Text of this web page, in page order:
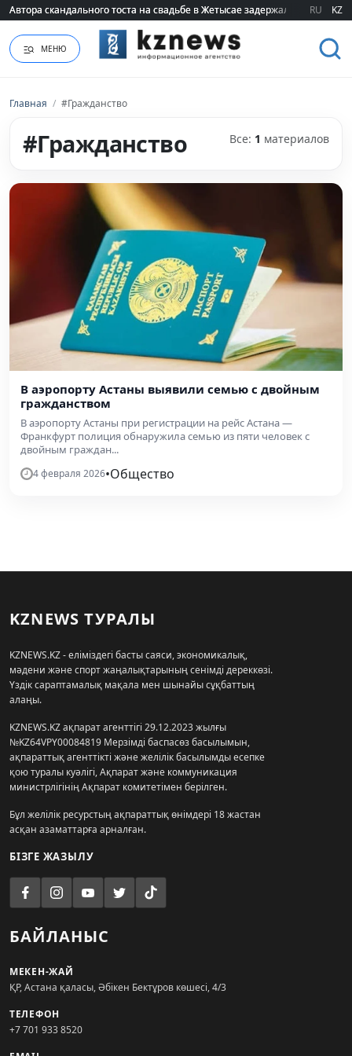
Автора скандального тоста на свадьбе в Жетысае задержали
Автора скандального тоста на свадьбе в Жетысае задержали RU KZ
МЕНЮ
Главная / #Гражданство
#Гражданство Все: 1 материалов
В аэропорту Астаны выявили семью с двойным
гражданством
В аэропорту Астаны при регистрации на рейс Астана —
Франкфурт полиция обнаружила семью из пяти человек с
двойным граждан...
4 февраля 2026•Общество
KZNEWS ТУРАЛЫ
KZNEWS.KZ - еліміздегі басты саяси, экономикалық,
мәдени және спорт жаңалықтарының сенімді дереккөзі.
Үздік сараптамалық мақала мен шынайы сұқбаттың
алаңы.
KZNEWS.KZ ақпарат агенттігі 29.12.2023 жылғы
№KZ64VPY00084819 Мерзімді баспасөз басылымын,
ақпараттық агенттікті және желілік басылымды есепке
қою туралы куәлігі, Ақпарат және коммуникация
министрлігінің Ақпарат комитетімен берілген.
Бұл желілік ресурстың ақпараттық өнімдері 18 жастан
асқан азаматтарға арналған.
БІЗГЕ ЖАЗЫЛУ
БАЙЛАНЫС
МЕКЕН-ЖАЙ
ҚР, Астана қаласы, Әбікен Бектұров көшесі, 4/3
ТЕЛЕФОН
+7 701 933 8520